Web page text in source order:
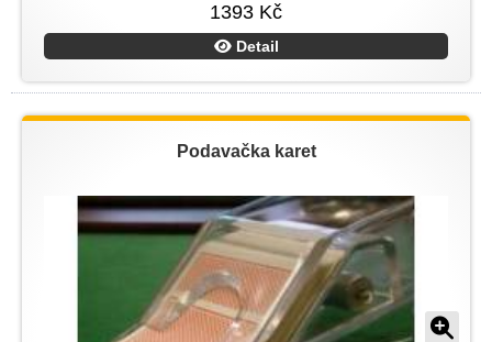
1393 Kč
Detail
Podavačka karet